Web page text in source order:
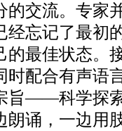
的交流。专家
经忘记了最初
的最佳状态。
时配合有声语
旨——科学探
朗诵，一边用